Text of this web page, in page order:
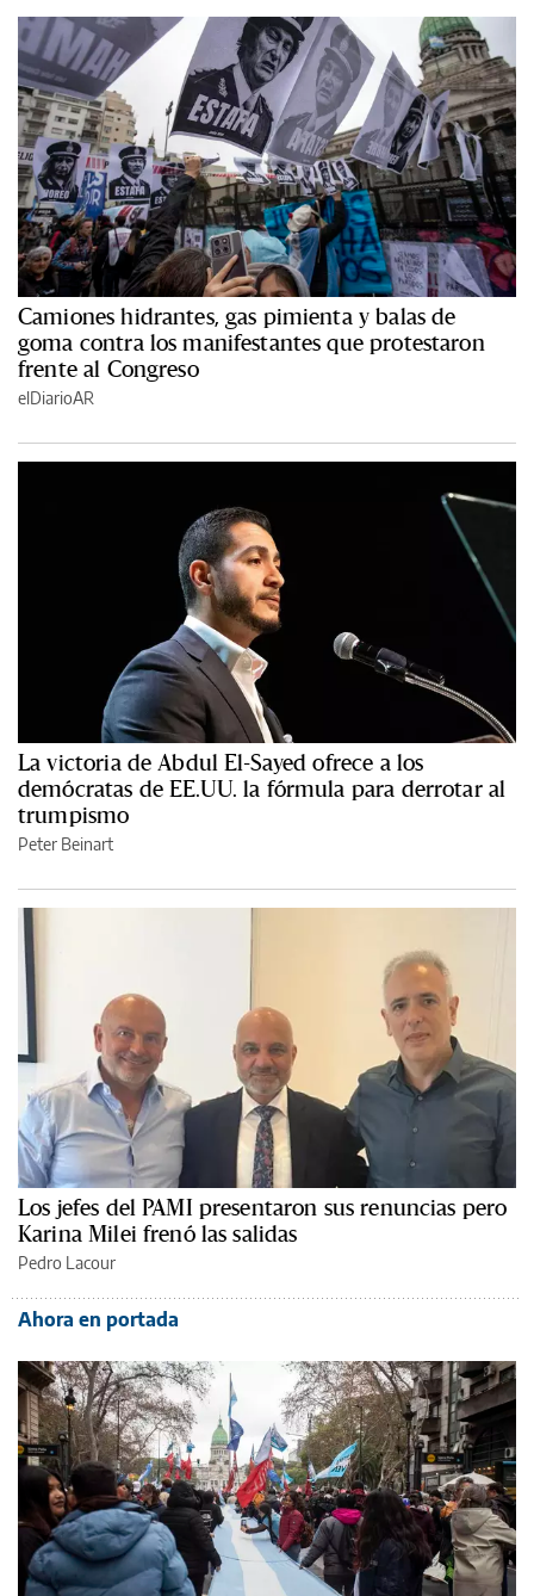
Camiones hidrantes, gas pimienta y balas de
goma contra los manifestantes que protestaron
frente al Congreso
elDiarioAR
La victoria de Abdul El-Sayed ofrece a los
demócratas de EE.UU. la fórmula para derrotar al
trumpismo
Peter Beinart
Los jefes del PAMI presentaron sus renuncias pero
Karina Milei frenó las salidas
Pedro Lacour
Ahora en portada